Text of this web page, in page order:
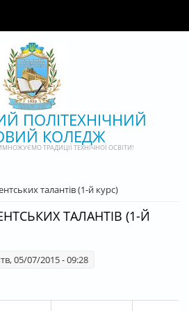
ПОЛІТЕХНІЧНИЙ
КОЛЕДЖ
ТРАДИЦІЇ ТЕХНІЧНОЇ ОСВІТИ!
талантів (1-й курс)
ТАЛАНТІВ (1-Й
05/07/2015 - 09:28